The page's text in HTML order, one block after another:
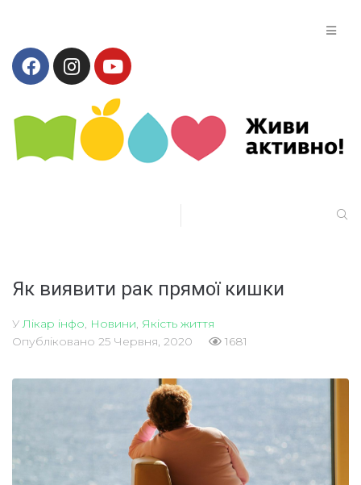
Як виявити рак прямої кишки
У Лікар інфо Новини Якість життя
Опубліковано 25 Червня, 2020 1681